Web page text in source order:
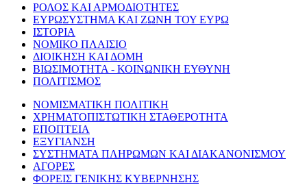
ΡΟΛΟΣ ΚΑΙ ΑΡΜΟΔΙΟΤΗΤΕΣ
ΕΥΡΩΣΥΣΤΗΜΑ ΚΑΙ ΖΩΝΗ ΤΟΥ ΕΥΡΩ
ΙΣΤΟΡΙΑ
ΝΟΜΙΚΟ ΠΛΑΙΣΙΟ
ΔΙΟΙΚΗΣΗ ΚΑΙ ΔΟΜΗ
ΒΙΩΣΙΜΟΤΗΤΑ - ΚΟΙΝΩΝΙΚΗ ΕΥΘΥΝΗ
ΠΟΛΙΤΙΣΜΟΣ
ΝΟΜΙΣΜΑΤΙΚΗ ΠΟΛΙΤΙΚΗ
ΧΡΗΜΑΤΟΠΙΣΤΩΤΙΚΗ ΣΤΑΘΕΡΟΤΗΤΑ
ΕΠΟΠΤΕΙΑ
ΕΞΥΓΙΑΝΣΗ
ΣΥΣΤΗΜΑΤΑ ΠΛΗΡΩΜΩΝ ΚΑΙ ΔΙΑΚΑΝΟΝΙΣΜΟΥ
ΑΓΟΡΕΣ
ΦΟΡΕΙΣ ΓΕΝΙΚΗΣ ΚΥΒΕΡΝΗΣΗΣ